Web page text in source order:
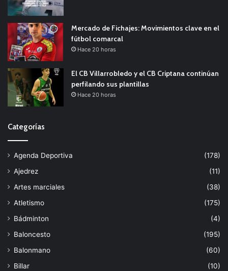
Mercado de Fichajes: Movimientos clave en el
fútbol comarcal
Hace 20 horas
El CB Villarrobledo y el CB Criptana continúan
perfilando sus plantillas
Hace 20 horas
Categorías
Agenda Deportiva
(178)
Ajedrez
(11)
Artes marciales
(38)
Atletismo
(175)
Bádminton
(4)
Baloncesto
(195)
Balonmano
(60)
Billar
(10)